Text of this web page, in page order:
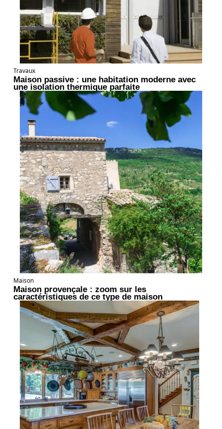
Travaux
Maison passive : une habitation moderne avec
une isolation thermique parfaite
Maison
Maison provençale : zoom sur les
caractéristiques de ce type de maison